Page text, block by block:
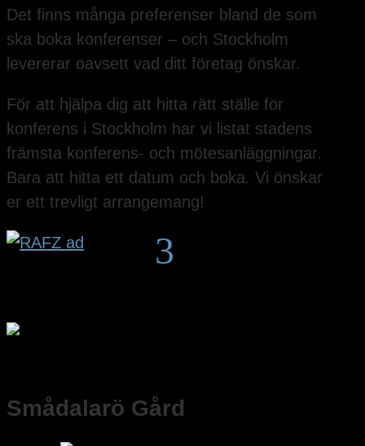
Det finns många preferenser bland de som
ska boka konferenser – och Stockholm
levererar oavsett vad ditt företag önskar.
För att hjälpa dig att hitta rätt ställe för
konferens i Stockholm har vi listat stadens
främsta konferens- och mötesanläggningar.
Bara att hitta ett datum och boka. Vi önskar
er ett trevligt arrangemang!
3
Smådalarö Gård